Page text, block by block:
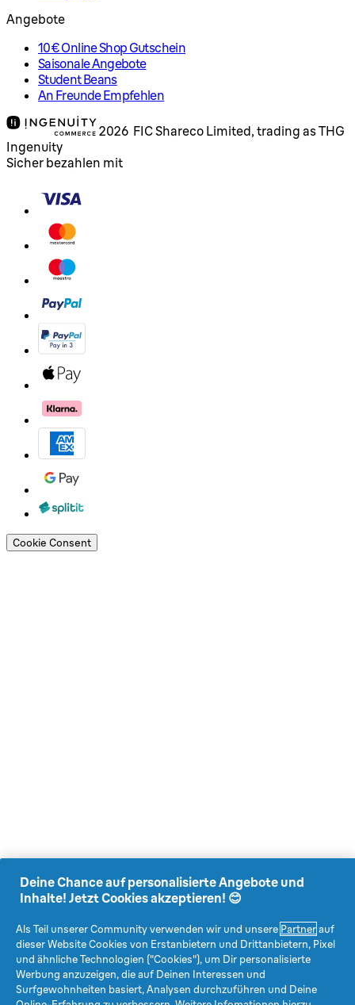
Angebote
10€ Online Shop Gutschein
Saisonale Angebote
Student Beans
An Freunde Empfehlen
2026 FIC Shareco Limited, trading as THG
Ingenuity
Sicher bezahlen mit
Cookie Consent
Deine Chance auf personalisierte Angebote und
Inhalte! Jetzt Cookies akzeptieren! 😊
Als Teil unserer Community verwenden wir und unsere Partnerauf
dieser Website Cookies von Erstanbietern und Drittanbietern, Pixel
und ähnliche Technologien ("Cookies"), um Dir personalisierte
Werbung anzuzeigen, die auf Deinen Interessen und
Surfgewohnheiten basiert, Analysen durchzuführen und Deine